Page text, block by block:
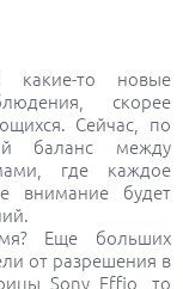
какие-то новые
скорее
Сейчас, по
баланс между
где каждое
внимание будет
Еще больших
от разрешения в
Sony Effio, то